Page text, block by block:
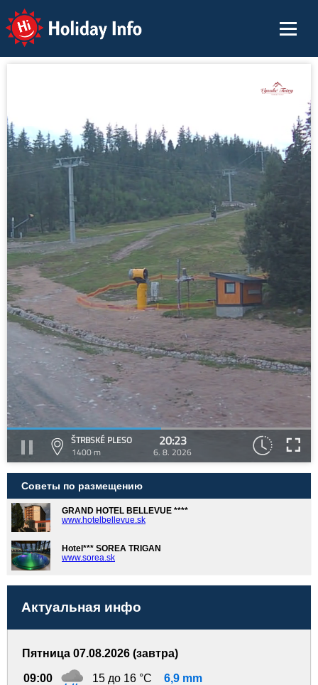
Holiday Info
ŠTRBSKÉ PLESO
1400 m
20:23
6. 8. 2026
Советы по размещению
GRAND HOTEL BELLEVUE ****
www.hotelbellevue.sk
Hotel*** SOREA TRIGAN
www.sorea.sk
Актуальная инфо
Пятница 07.08.2026 (завтра)
09:00 15 до 16 °C 6,9 mm